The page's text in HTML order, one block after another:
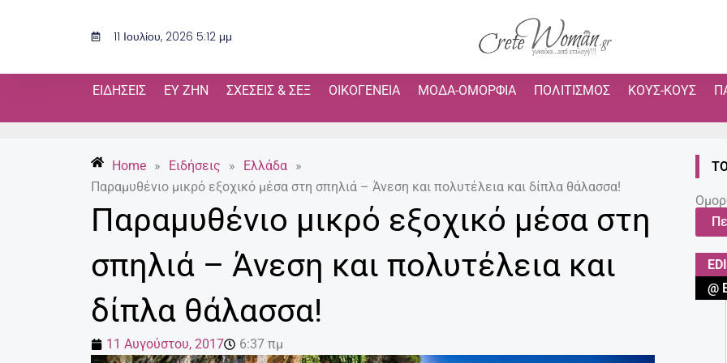
11 Ιουλίου, 2026 5:12 μμ
ΕΙΔΉΣΕΙΣ ΕΥ ΖΗΝ ΣΧΈΣΕΙΣ & ΣΕΞ ΟΙΚΟΓΈΝΕΙΑ ΜΌΔΑ-ΟΜΟΡΦΙΆ ΠΟΛΙΤΙΣΜΌΣ ΚΟΥΣ-ΚΟΥΣ
Home » Ειδήσεις » Ελλάδα »
Παραμυθένιο μικρό εξοχικό μέσα στη σπηλιά – Άνεση και πολυτέλεια και δίπλα θάλασσα!
Παραμυθένιο μικρό εξοχικό μέσα στη
σπηλιά – Άνεση και πολυτέλεια και
δίπλα θάλασσα!
11 Αυγούστου, 2017 6:37 πμ
@